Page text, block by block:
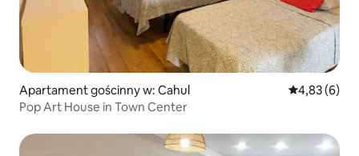
Apartament gościnny w: Cahul Średnia
4,83 (6)
Pop Art House in Town Center